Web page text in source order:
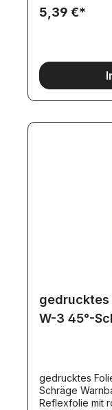
usw.Auf
Größen
5,39 €*
gedrucktes
W-3 45°-
gedrucktes
Schräge
Reflexfolie mit